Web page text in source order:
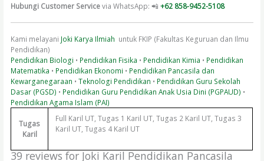
Hubungi Customer Servicevia WhatsApp: 📲 +62 858-9452-5108
Kami melayani Joki Karya Ilmiah untuk FKIP (Fakultas Keguruan dan Ilmu
Pendidikan)
Pendidikan Biologi • Pendidikan Fisika • Pendidikan Kimia • Pendidikan
Matematika • Pendidikan Ekonomi • Pendidikan Pancasila dan
Kewarganegaraan •Teknologi Pendidikan • Pendidikan Guru Sekolah
Dasar (PGSD) • Pendidikan Guru Pendidikan Anak Usia Dini (PGPAUD) •
Pendidikan Agama Islam (PAI)
Tugas
Karil
Full Karil UT, Tugas 1 Karil UT, Tugas 2 Karil UT, Tugas 3
Karil UT, Tugas 4 Karil UT
39 reviews for Joki Karil Pendidikan Pancasila